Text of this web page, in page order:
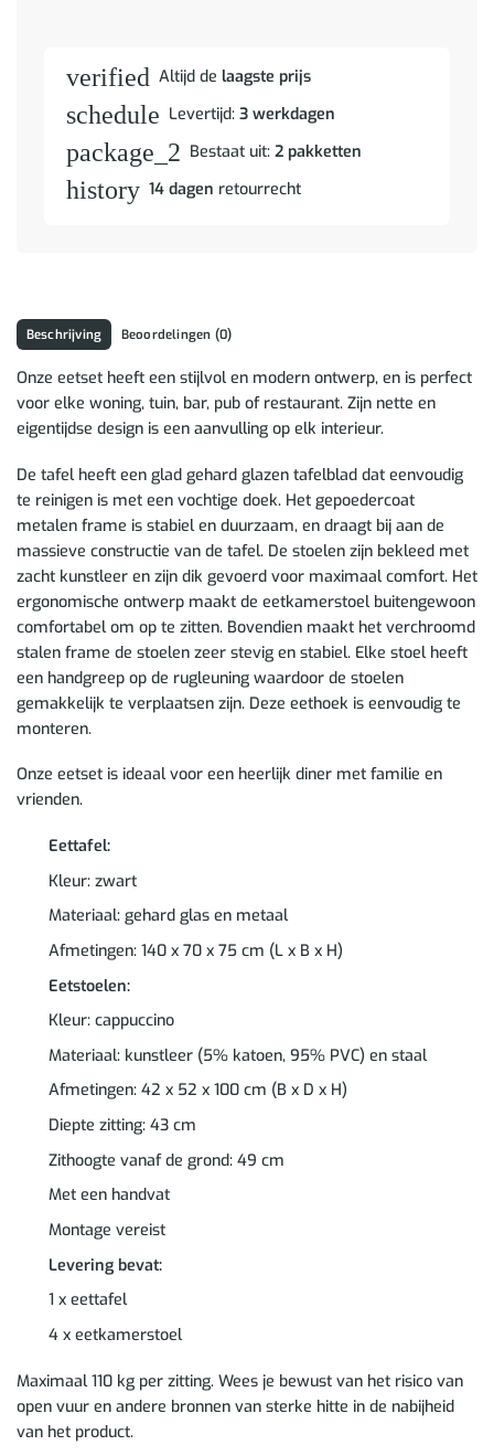
verified Altijd de laagste prijs
schedule Levertijd: 3 werkdagen
package_2 Bestaat uit: 2 pakketten
history 14 dagen retourrecht
Beschrijving Beoordelingen (0)
Onze eetset heeft een stijlvol en modern ontwerp, en is perfect
voor elke woning, tuin, bar, pub of restaurant. Zijn nette en
eigentijdse design is een aanvulling op elk interieur.
De tafel heeft een glad gehard glazen tafelblad dat eenvoudig
te reinigen is met een vochtige doek. Het gepoedercoat
metalen frame is stabiel en duurzaam, en draagt bij aan de
massieve constructie van de tafel. De stoelen zijn bekleed met
zacht kunstleer en zijn dik gevoerd voor maximaal comfort. Het
ergonomische ontwerp maakt de eetkamerstoel buitengewoon
comfortabel om op te zitten. Bovendien maakt het verchroomd
stalen frame de stoelen zeer stevig en stabiel. Elke stoel heeft
een handgreep op de rugleuning waardoor de stoelen
gemakkelijk te verplaatsen zijn. Deze eethoek is eenvoudig te
monteren.
Onze eetset is ideaal voor een heerlijk diner met familie en
vrienden.
Eettafel:
Kleur: zwart
Materiaal: gehard glas en metaal
Afmetingen: 140 x 70 x 75 cm (L x B x H)
Eetstoelen:
Kleur: cappuccino
Materiaal: kunstleer (5% katoen, 95% PVC) en staal
Afmetingen: 42 x 52 x 100 cm (B x D x H)
Diepte zitting: 43 cm
Zithoogte vanaf de grond: 49 cm
Met een handvat
Montage vereist
Levering bevat:
1 x eettafel
4 x eetkamerstoel
Maximaal 110 kg per zitting. Wees je bewust van het risico van
open vuur en andere bronnen van sterke hitte in de nabijheid
van het product.